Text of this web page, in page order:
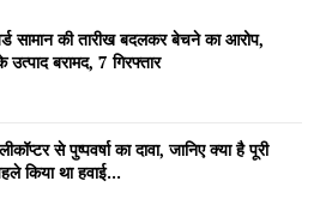
सामान की तारीख बदलकर बेचने का आरोप,
बरामद, 7 गिरफ्तार
से पुष्पवर्षा का दावा, जानिए क्या है पूरी
किया था हवाई...